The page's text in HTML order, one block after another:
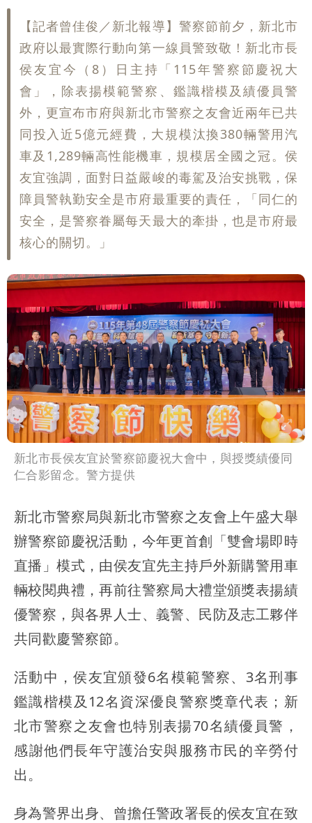
【記者曾佳俊／新北報導】警察節前夕，新北市
政府以最實際行動向第一線員警致敬！新北市長
侯友宜今（8）日主持「115年警察節慶祝大
會」，除表揚模範警察、鑑識楷模及績優員警
外，更宣布市府與新北市警察之友會近兩年已共
同投入近5億元經費，大規模汰換380輛警用汽
車及1,289輛高性能機車，規模居全國之冠。侯
友宜強調，面對日益嚴峻的毒駕及治安挑戰，保
障員警執勤安全是市府最重要的責任，「同仁的
安全，是警察眷屬每天最大的牽掛，也是市府最
核心的關切。」
新北市長侯友宜於警察節慶祝大會中，與授獎績優同
仁合影留念。警方提供
新北市警察局與新北市警察之友會上午盛大舉
辦警察節慶祝活動，今年更首創「雙會場即時
直播」模式，由侯友宜先主持戶外新購警用車
輛校閱典禮，再前往警察局大禮堂頒獎表揚績
優警察，與各界人士、義警、民防及志工夥伴
共同歡慶警察節。
活動中，侯友宜頒發6名模範警察、3名刑事
鑑識楷模及12名資深優良警察獎章代表；新
北市警察之友會也特別表揚70名績優員警，
感謝他們長年守護治安與服務市民的辛勞付
出。
身為警界出身、曾擔任警政署長的侯友宜在致